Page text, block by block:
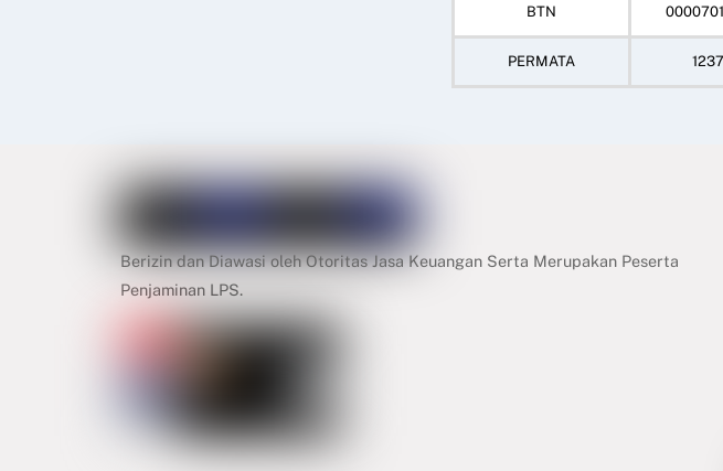
BTN
PERMATA
Berizin dan Diawasi oleh Otoritas Jasa Keuangan Serta Merupakan Peserta
Penjaminan LPS.